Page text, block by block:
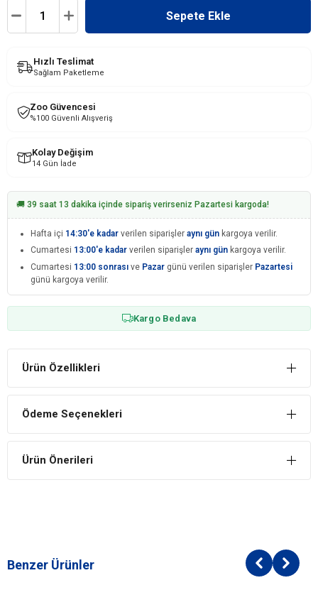
Hızlı Teslimat
Sağlam Paketleme
Zoo Güvencesi
%100 Güvenli Alışveriş
Kolay Değişim
14 Gün İade
🚚 39 saat 13 dakika içinde sipariş verirseniz Pazartesi kargoda!
Hafta içi 14:30'e kadar verilen siparişleraynı gün kargoya verilir.
Cumartesi 13:00'e kadar verilen siparişleraynı gün kargoya verilir.
Cumartesi 13:00 sonrası ve Pazar günü verilen siparişler Pazartesi
günü kargoya verilir.
Kargo Bedava
Ürün Özellikleri
Ödeme Seçenekleri
Ürün Önerileri
Benzer Ürünler